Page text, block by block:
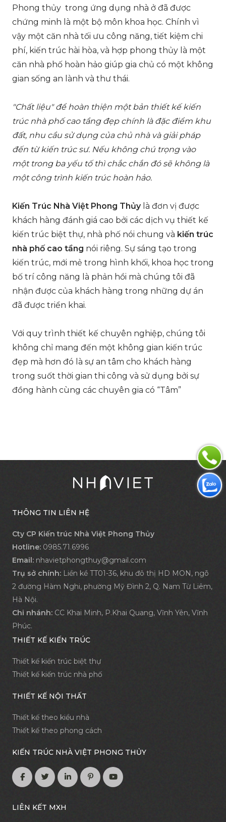
Phong thủy trong ứng dụng nhà ở đã được
chứng minh là một bộ môn khoa học. Chính vì
vậy một căn nhà tối ưu công năng, tiết kiệm chi
phí, kiến trúc hài hòa, và hợp phong thủy là một
căn nhà phố hoàn hảo giúp gia chủ có một không
gian sống an lành và thư thái.
"Chất liệu" để hoàn thiện một bản thiết kế kiến
trúc nhà phố cao tầng đẹp chính là đặc điểm khu
đất, nhu cầu sử dụng của chủ nhà và giải pháp
đến từ kiến trúc sư. Nếu không chú trọng vào
một trong ba yếu tố thì chắc chắn đó sẽ không là
một công trình kiến trúc hoàn hảo.
Kiến Trúc Nhà Việt Phong Thủy là đơn vị được
khách hàng đánh giá cao bởi các dịch vụ thiết kế
kiến trúc biệt thự, nhà phố nói chung và kiến trúc
nhà phố cao tầng nói riêng. Sự sáng tạo trong
kiến trúc, mới mẻ trong hình khối, khoa học trong
bố trí công năng là phản hồi mà chúng tôi đã
nhận được của khách hàng trong những dự án
đã được triển khai.
Với quy trình thiết kế chuyên nghiệp, chúng tôi
không chỉ mang đến một không gian kiến trúc
đẹp mà hơn đó là sự an tâm cho khách hàng
trong suốt thời gian thi công và sử dụng bởi sự
đồng hành cùng các chuyên gia có “Tâm”
THÔNG TIN LIÊN HỆ
Cty CP Kiến trúc Nhà Việt Phong Thủy
Hotline: 0985.71.6996
Email: nhavietphongthuy@gmail.com
Trụ sở chính: Liền kề TT01-36, khu đô thị HD MON, ngõ
2 đường Hàm Nghi, phường Mỹ Đình 2, Q. Nam Từ Liêm,
Hà Nội.
Chi nhánh: CC Khai Minh, P.Khai Quang, Vĩnh Yên, Vĩnh
Phúc.
THIẾT KẾ KIẾN TRÚC
Thiết kế kiến trúc biệt thự
Thiết kế kiến trúc nhà phố
THIẾT KẾ NỘI THẤT
Thiết kế theo kiểu nhà
Thiết kế theo phong cách
KIẾN TRÚC NHÀ VIỆT PHONG THỦY
LIÊN KẾT MXH